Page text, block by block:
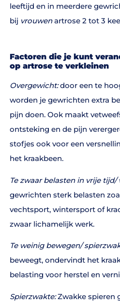
leeftijd en in meerdere
bij vrouwenartrose 2 tot 3
Factoren die je kunt
op artrose te verkleinen
Overgewicht:door een te
worden je gewrichten extra
pijn doen. Ook maakt
ontsteking en de pijn
stofjes ook voor een
het kraakbeen.
Te zwaar belasten in vrije tijd/
gewrichten sterk belasten
vechtsport, wintersport of
zwaar lichamelijk werk.
Te weinig bewegen/
beweegt, ondervindt het
belasting voor herstel en
Spierzwakte:Zwakke spieren